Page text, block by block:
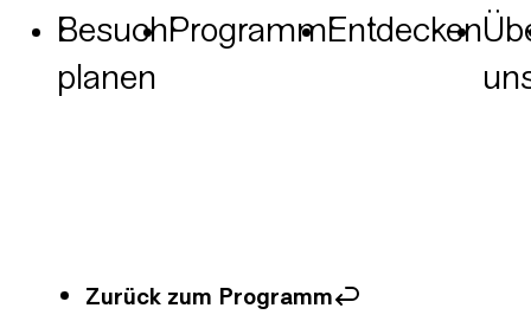
Besuch
planen
ProgrammEntdecken
Zurück zum Programm